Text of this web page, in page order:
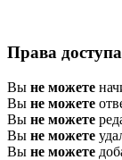
Права доступа
Вы не можете
Вы не можете
Вы не можете
Вы не можете
Вы не можете